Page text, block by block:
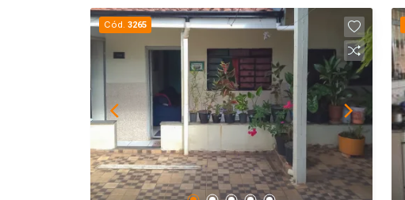
Cód. 3265